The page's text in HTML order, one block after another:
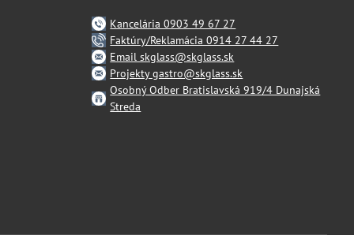
Kancelária 0903 49 67 27
Faktúry/Reklamácia 0914 27 44 27
Email skglass@skglass.sk
Projekty gastro@skglass.sk
Osobný Odber Bratislavská 919/4 Dunajská
Streda